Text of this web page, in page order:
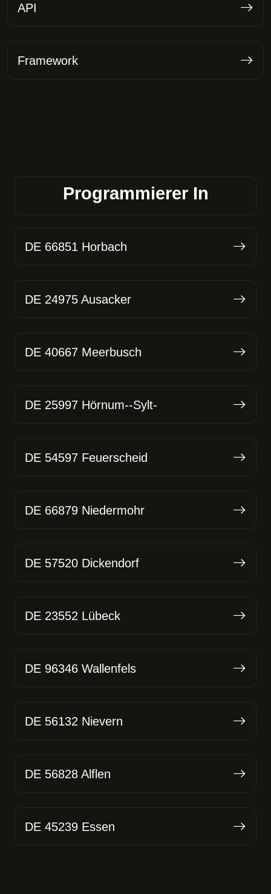
API
Framework
Programmierer In
DE 66851 Horbach
DE 24975 Ausacker
DE 40667 Meerbusch
DE 25997 Hörnum--Sylt-
DE 54597 Feuerscheid
DE 66879 Niedermohr
DE 57520 Dickendorf
DE 23552 Lübeck
DE 96346 Wallenfels
DE 56132 Nievern
DE 56828 Alflen
DE 45239 Essen